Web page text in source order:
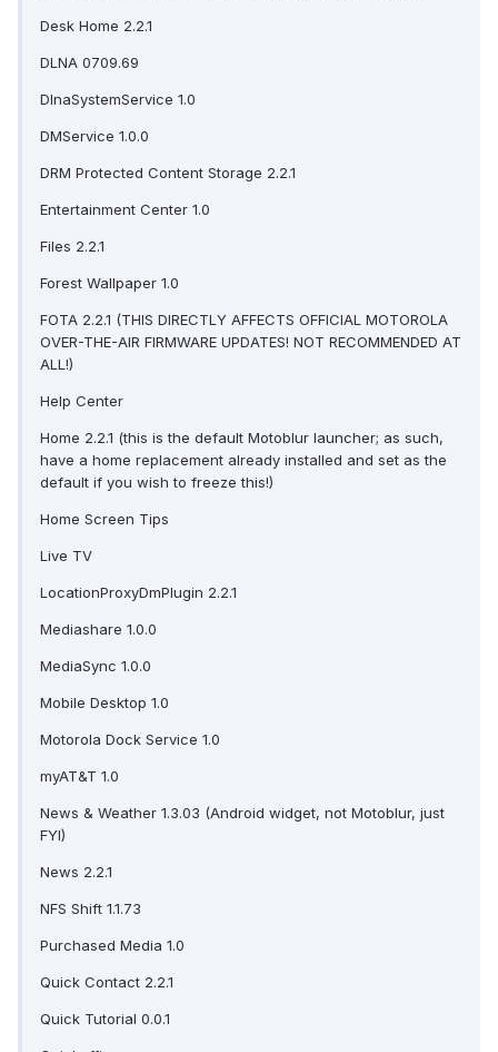
Desk Home 2.2.1
DLNA 0709.69
DlnaSystemService 1.0
DMService 1.0.0
DRM Protected Content Storage 2.2.1
Entertainment Center 1.0
Files 2.2.1
Forest Wallpaper 1.0
FOTA 2.2.1 (THIS DIRECTLY AFFECTS OFFICIAL MOTOROLA
OVER-THE-AIR FIRMWARE UPDATES! NOT RECOMMENDED AT
ALL!)
Help Center
Home 2.2.1 (this is the default Motoblur launcher; as such,
have a home replacement already installed and set as the
default if you wish to freeze this!)
Home Screen Tips
Live TV
LocationProxyDmPlugin 2.2.1
Mediashare 1.0.0
MediaSync 1.0.0
Mobile Desktop 1.0
Motorola Dock Service 1.0
myAT&T 1.0
News & Weather 1.3.03 (Android widget, not Motoblur, just
FYI)
News 2.2.1
NFS Shift 1.1.73
Purchased Media 1.0
Quick Contact 2.2.1
Quick Tutorial 0.0.1